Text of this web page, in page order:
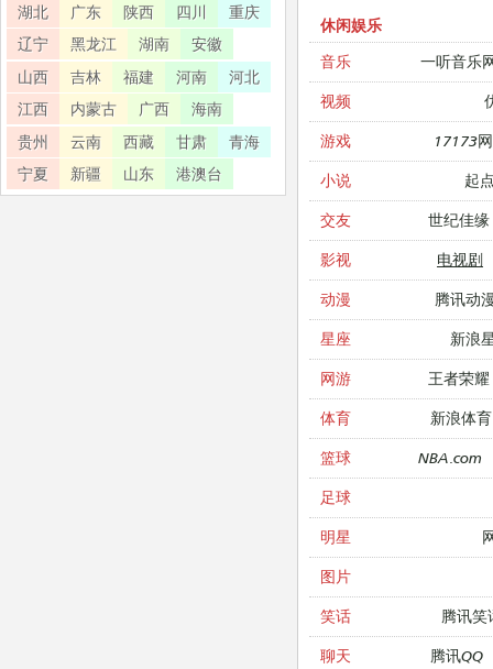
休闲娱乐
音乐
一听音乐
视频
游戏 17173
小说 起
交友 世纪佳缘
影视 电视剧
动漫 腾讯动
星座 新浪
网游 王者荣耀
体育 新浪体育
篮球 NBA.com
足球
明星
图片
笑话 腾讯笑
聊天 腾讯QQ
湖北
广东 陕西 四川
重庆
辽宁
黑龙江 湖南
安徽
山西
吉林 福建 河南
河北
江西
内蒙古 广西
海南
贵州
云南 西藏 甘肃
青海
宁夏
新疆 山东 港澳台